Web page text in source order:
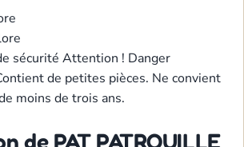
sécurité Attention ! Danger
de petites pièces. Ne convient
moins de trois ans.